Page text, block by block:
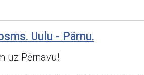
Uulu - Pärnu.
uz Pērnavu!